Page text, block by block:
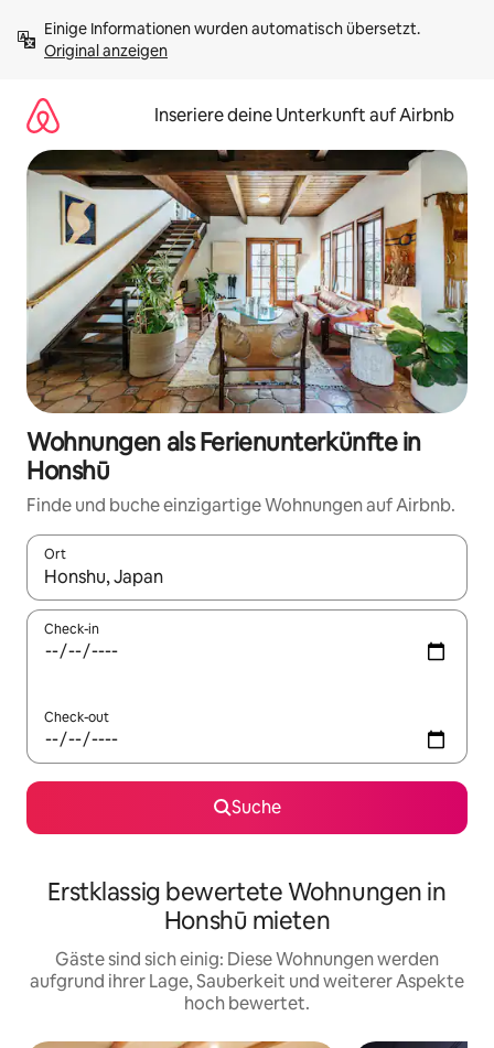
Inhalten
springenOriginal anzeigen
Inseriere deine Unterkunft auf Airbnb
Wohnungen als Ferienunterkünfte in
Honshū
Finde und buche einzigartige Wohnungen auf Airbnb.
Ort
Wenn Ergebnisse verfügbar sind, navigiere mit den
Check-in
Check-out
Suche
Erstklassig bewertete Wohnungen in
Honshū mieten
Gäste sind sich einig: Diese Wohnungen werden
aufgrund ihrer Lage, Sauberkeit und weiterer Aspekte
hoch bewertet.